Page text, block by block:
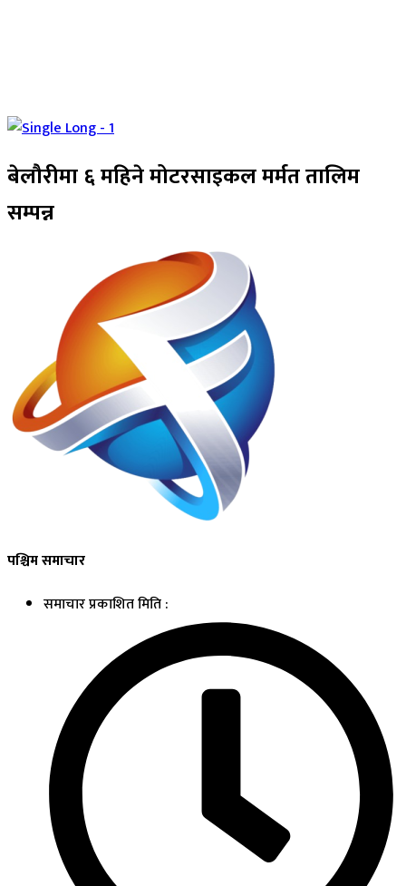
बेलौरीमा ६ महिने मोटरसाइकल मर्मत तालिम
सम्पन्न
पश्चिम समाचार
समाचार प्रकाशित मिति :